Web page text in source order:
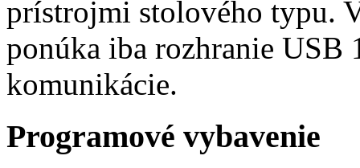
prístrojmi stolového typu.
ponúka iba rozhranie
komunikácie.
Programové vybavenie